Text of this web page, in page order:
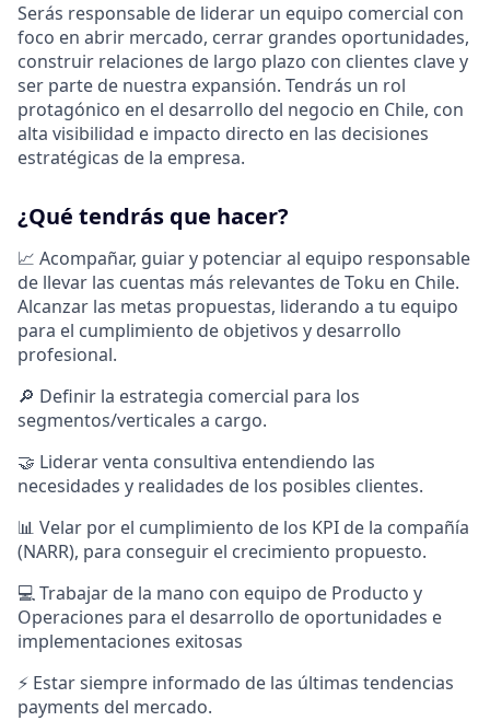
Serás responsable de liderar un equipo comercial con
foco en abrir mercado, cerrar grandes oportunidades,
construir relaciones de largo plazo con clientes clave y
ser parte de nuestra expansión. Tendrás un rol
protagónico en el desarrollo del negocio en Chile, con
alta visibilidad e impacto directo en las decisiones
estratégicas de la empresa.
¿Qué tendrás que hacer?
📈 Acompañar, guiar y potenciar al equipo responsable
de llevar las cuentas más relevantes de Toku en Chile.
Alcanzar las metas propuestas, liderando a tu equipo
para el cumplimiento de objetivos y desarrollo
profesional.
🔎 Definir la estrategia comercial para los
segmentos/verticales a cargo.
🤝 Liderar venta consultiva entendiendo las
necesidades y realidades de los posibles clientes.
📊 Velar por el cumplimiento de los KPI de la compañía
(NARR), para conseguir el crecimiento propuesto.
💻 Trabajar de la mano con equipo de Producto y
Operaciones para el desarrollo de oportunidades e
implementaciones exitosas
⚡️ Estar siempre informado de las últimas tendencias
payments del mercado.